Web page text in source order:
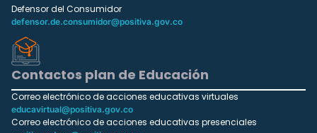
Defensor del Consumidor
defensor.de.consumidor@positiva.gov.co
Contactos plan de Educación
Correo electrónico de acciones educativas virtuales
educavirtual@positiva.gov.co
Correo electrónico de acciones educativas presenciales